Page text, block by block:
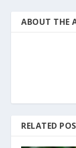
ABOUT THE
RELATED